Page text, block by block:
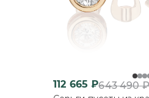
112 665 ₽643 490₽